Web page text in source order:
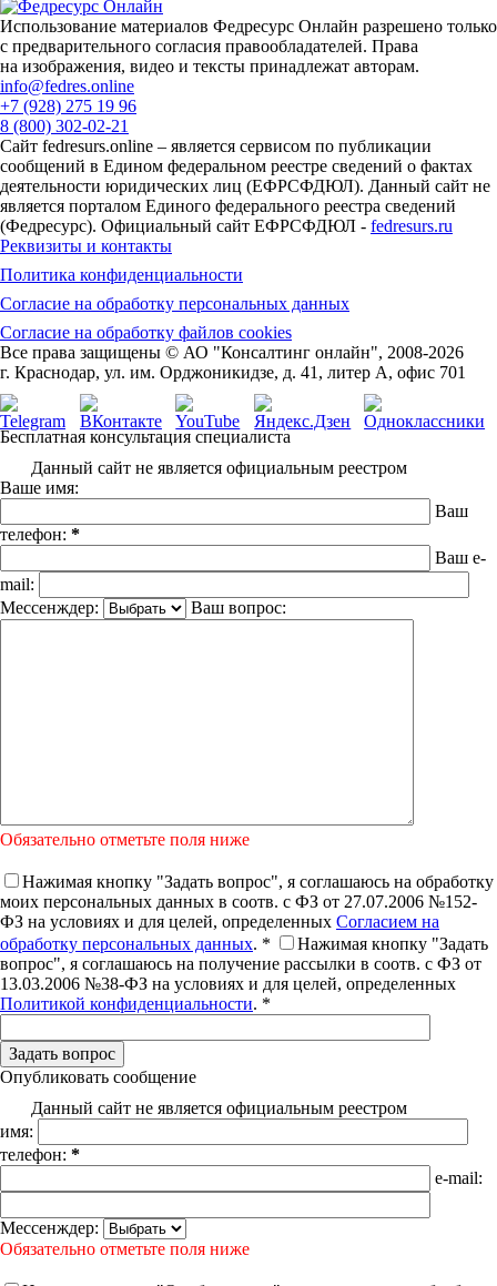
Использование материалов Федресурс Онлайн разрешено только
с предварительного согласия правообладателей. Права
на изображения, видео и тексты принадлежат авторам.
info@fedres.online
+7 (928) 275 19 96
8 (800) 302-02-21
Сайт fedresurs.online – является сервисом по публикации
сообщений в Едином федеральном реестре сведений о фактах
деятельности юридических лиц (ЕФРСФДЮЛ). Данный сайт не
является порталом Единого федерального реестра сведений
(Федресурс). Официальный сайт ЕФРСФДЮЛ - fedresurs.ru
Реквизиты и контакты
Политика конфиденциальности
Согласие на обработку персональных данных
Согласие на обработку файлов cookies
Все права защищены © АО "Консалтинг онлайн", 2008-2026
г. Краснодар, ул. им. Орджоникидзе, д. 41, литер А, офис 701
Бесплатная консультация специалиста
Данный сайт не является официальным реестром
Ваше имя:
Ваш
телефон: *
Ваш e-
mail:
Мессенждер:
Ваш вопрос:
Обязательно отметьте поля ниже
Нажимая кнопку "Задать вопрос", я соглашаюсь на обработку
моих персональных данных в соотв. с ФЗ от 27.07.2006 №152-
ФЗ на условиях и для целей, определенных Согласием на
обработку персональных данных. *
Нажимая кнопку "Задать
вопрос", я соглашаюсь на получение рассылки в соотв. с ФЗ от
13.03.2006 №38-ФЗ на условиях и для целей, определенных
Политикой конфиденциальности. *
Опубликовать сообщение
Данный сайт не является официальным реестром
имя:
телефон: *
e-mail:
Мессенждер:
Обязательно отметьте поля ниже